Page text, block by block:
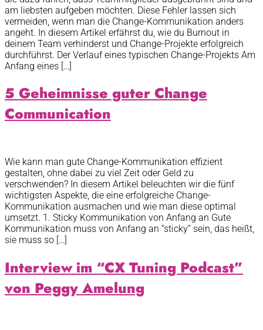
am liebsten aufgeben möchten. Diese Fehler lassen sich
vermeiden, wenn man die Change-Kommunikation anders
angeht. In diesem Artikel erfährst du, wie du Burnout in
deinem Team verhinderst und Change-Projekte erfolgreich
durchführst. Der Verlauf eines typischen Change-Projekts Am
Anfang eines […]
5 Geheimnisse guter Change
Communication
Wie kann man gute Change-Kommunikation effizient
gestalten, ohne dabei zu viel Zeit oder Geld zu
verschwenden? In diesem Artikel beleuchten wir die fünf
wichtigsten Aspekte, die eine erfolgreiche Change-
Kommunikation ausmachen und wie man diese optimal
umsetzt. 1. Sticky Kommunikation von Anfang an Gute
Kommunikation muss von Anfang an “sticky” sein, das heißt,
sie muss so […]
Interview im “CX Tuning Podcast”
von Peggy Amelung